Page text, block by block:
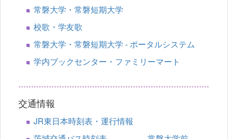
常磐大学・常磐短期大学
校歌・学友歌
常磐大学・常磐短期大学 - ポータルシステム
学内ブックセンター・ファミリーマート
交通情報
JR東日本時刻表・運行情報